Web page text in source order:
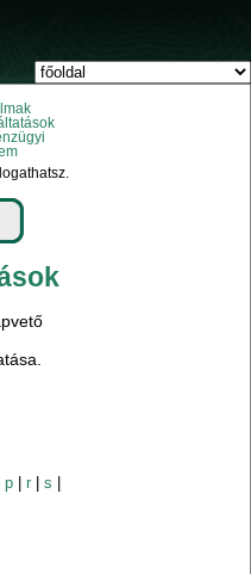
|p |r |s